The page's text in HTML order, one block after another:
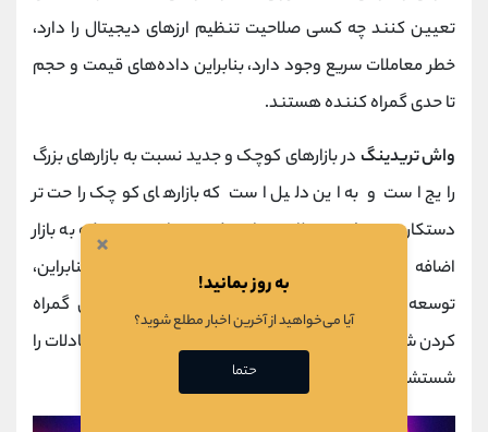
تعیین کنند چه کسی صلاحیت تنظیم ارزهای دیجیتال را دارد،
خطر معاملات سریع وجود دارد، بنابراین داده‌های قیمت و حجم
تا حدی گمراه کننده هستند.
واش تریدینگ در بازارهای کوچک و جدید نسبت به بازارهای بزرگ
رایج است و به این دلیل است که بازارهای کوچک راحت تر
دستکاری می شوند. علاوه بر این، کوین های جدیدی که به بازار
اضافه می شوند، تاریخچه قیمت یا حجمی ندارند. بنابراین،
توسعه‌دهندگان یا سایرین در پروژه ممکن است برای گمراه
کردن شرکت‌کنندگان در مورد ارزش واقعی ارز رمزپایه، مبادلات را
شستشو دهند.
×
به روز بمانید!
آیا می‌خواهید از آخرین اخبار مطلع شوید؟
حتما